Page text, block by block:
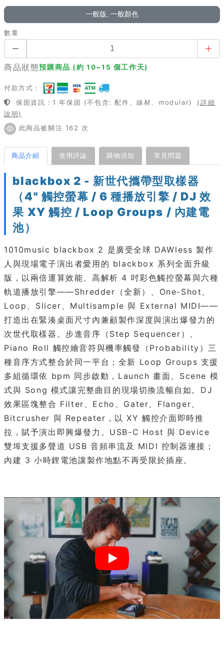
一般版, 一般顏色
數量
商品狀態預購商品 (約 10~15 個工作天)
付款方式：
保固資訊：1 年保固 (不包含: 配件、線材、modular)
(詳細
說明)
此商品被關注 162 次
商品介紹 使用評論 購物須知 常見問題
blackbox 2 - 新世代攜帶型取樣器
（4" 觸控螢幕 / 6 種播放引擎 / DJ 效
果 XY 觸控 / Loop Groups / 內建電
池）
1010music blackbox 2 是廣受全球 DAWless 製作
人與現場電子演出者愛用的 blackbox 系列全面升級
版，以兩倍運算效能、高解析 4 吋彩色觸控螢幕與六種
軌道播放引擎——Shredder（全新）、One-Shot、
Loop、Slicer、Multisample 與 External MIDI——
打造出在緊湊桌面尺寸內兼顧製作深度與演出爆發力的
次世代取樣器。步進音序（Step Sequencer）、
Piano Roll 觸控繪音符與機率觸發（Probability）三
種音序方式整合於同一平台；全新 Loop Groups 支援
多組循環依 bpm 同步啟動，Launch 畫面、Scene 模
式與 Song 模式讓完整曲目的現場切換流暢自如。DJ
效果區塊整合 Filter、Echo、Gater、Flanger、
Bitcrusher 與 Repeater，以 XY 觸控介面即時推
拉，賦予演出即興爆發力。USB-C Host 與 Device
雙埠支援多聲道 USB 音頻串流及 MIDI 控制器連接；
內建 3 小時鋰電池讓製作地點不再受限於插座。